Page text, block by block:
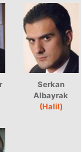
Serkan
Albayrak
(Halil)